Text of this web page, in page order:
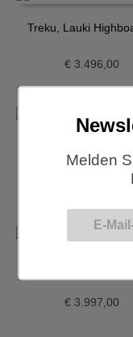
Treku, Lauki
€3.496,00
€3.997,00
Melden